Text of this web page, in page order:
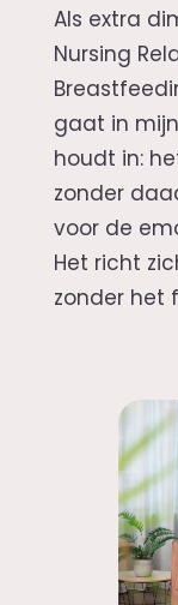
Als extra
Nursing
gaat in
houdt in:
zonder
voor de
Het richt
zonder het